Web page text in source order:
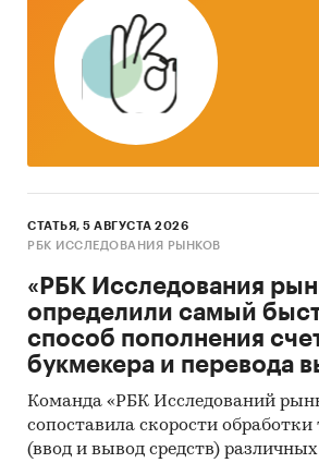
СТАТЬЯ, 5 АВГУСТА 2026
РБК ИССЛЕДОВАНИЯ РЫНКОВ
«РБК Исследования
определили самый
способ пополнения
букмекера и перевода
Команда «РБК Исследований
сопоставила скорости
(ввод и вывод средств)